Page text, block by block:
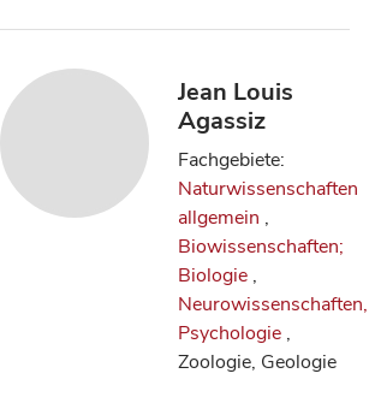
Jean Louis
Agassiz
Fachgebiete:
Naturwissenschaften
allgemein ,
Biowissenschaften;
Biologie ,
Neurowissenschaften,
Psychologie ,
Zoologie, Geologie